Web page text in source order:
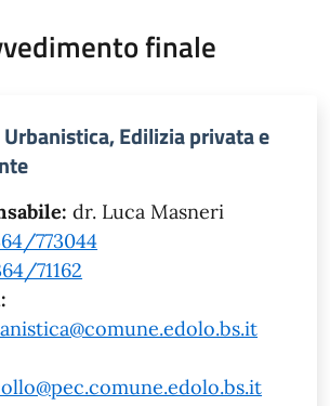
finale
Edilizia privata e
dr. Luca Masneri
773044
71162